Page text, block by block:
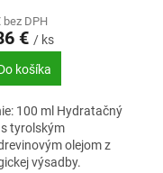
bez DPH
€ / ks
košíka
100 ml Hydratačný
s tyrolským
olejom z
výsadby.